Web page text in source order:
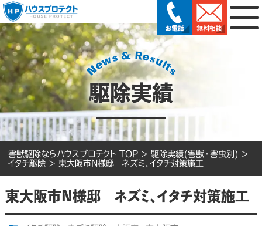
駆除実績
害獣駆除ならハウスプロテクト TOP > 駆除実績(害獣・害虫別) >
イタチ駆除 > 東大阪市N様邸 ネズミ、イタチ対策施工
東大阪市N様邸 ネズミ、イタチ対策施工